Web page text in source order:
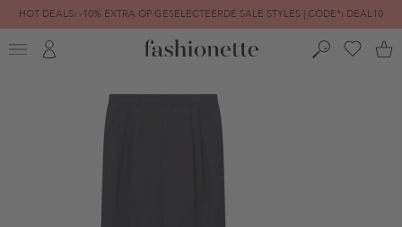
HOT DEALS: -10% EXTRA OP GESELECTEERDE SALE STYLES | CODE*: DEAL10
FINAL SALE | TOT -80% GEREDUCEERD